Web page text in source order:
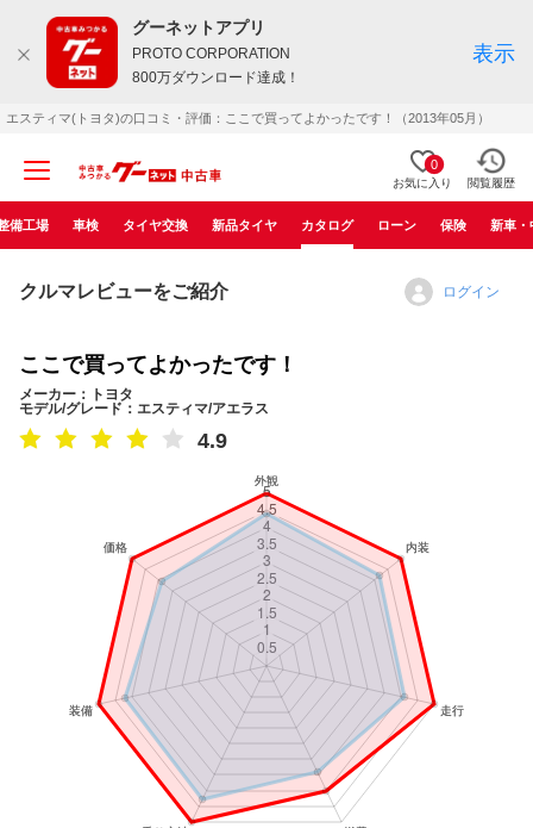
グーネットアプリ
PROTO CORPORATION
800万ダウンロード達成！
表示
エスティマ(トヨタ)の口コミ・評価：ここで買ってよかったです！（2013年05月）
0
お気に入り 閲覧履歴
備工場 車検 タイヤ交換 新品タイヤ カタログ ローン 保険 新車・
クルマレビューをご紹介 ログイン
ここで買ってよかったです！
メーカー：トヨタ
モデル/グレード：エスティマ/アエラス
4.9